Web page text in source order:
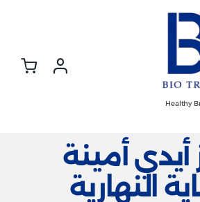
Healthy
أيدي أمينة
النهارية